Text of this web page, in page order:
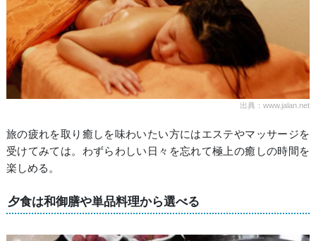
出典：www.jalan.net
旅の疲れを取り癒しを味わいたい方にはエステやマッサージを
受けてみては。わずらわしい日々を忘れて極上の癒しの時間を
楽しめる。
夕食は和御膳や単品料理から選べる